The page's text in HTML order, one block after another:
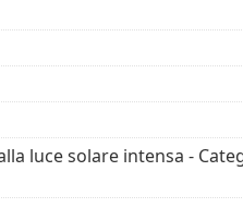
città.
Il colore della
occhiali da sole. Alcuni
un panno.
modelli dei migliori
luce solare intensa -